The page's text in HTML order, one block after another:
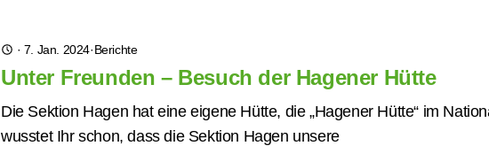
· 7. Jan. 2024·Berichte
Unter Freunden – Besuch der Hagener Hütte
Die Sektion Hagen hat eine eigene Hütte, die „Hagener Hütte“ im
wusstet Ihr schon, dass die Sektion Hagen unsere